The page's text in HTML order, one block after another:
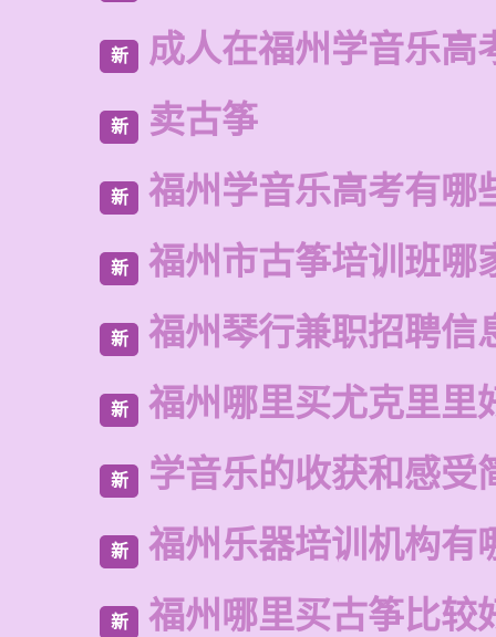
新 成人在福州学音乐高
新 卖古筝
新 福州学音乐高考有哪
新 福州市古筝培训班哪
新 福州琴行兼职招聘信
新 福州哪里买尤克里里
新 学音乐的收获和感受
新 福州乐器培训机构有
新 福州哪里买古筝比较